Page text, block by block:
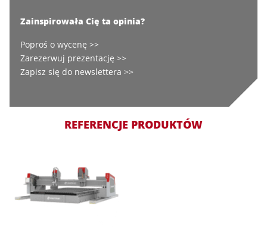
Zainspirowała Cię ta opinia?
Poproś o wycenę >>
Zarezerwuj prezentację >>
Zapisz się do newslettera >>
REFERENCJE PRODUKTÓW